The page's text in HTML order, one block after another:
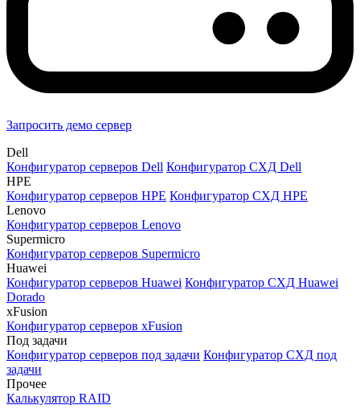
Запросить демо сервер
Dell
Конфигуратор серверов Dell Конфигуратор СХД Dell
HPE
Конфигуратор серверов HPE Конфигуратор СХД HPE
Lenovo
Конфигуратор серверов Lenovo
Supermicro
Конфигуратор серверов Supermicro
Huawei
Конфигуратор серверов Huawei Конфигуратор СХД Huawei
Dorado
xFusion
Конфигуратор серверов xFusion
Под задачи
Конфигуратор серверов под задачи Конфигуратор СХД под
задачи
Прочее
Калькулятор RAID